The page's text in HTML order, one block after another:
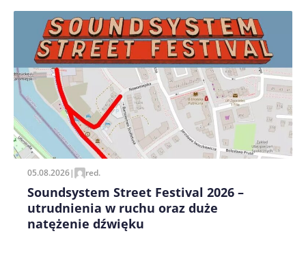
Zapamiętaj moje dane w tej przeglądarce podczas
pisania kolejnych komentarzy.
05.08.2026| red.
Soundsystem Street Festival 2026 –
utrudnienia w ruchu oraz duże
natężenie dźwięku